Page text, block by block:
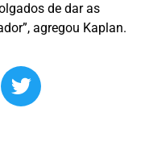
de dar as
agregou Kaplan.